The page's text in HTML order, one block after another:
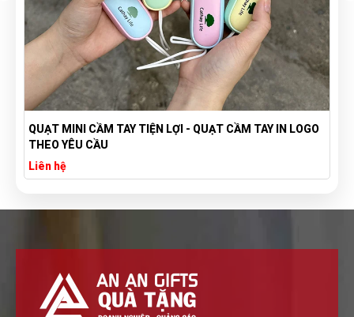
QUẠT MINI CẦM TAY TIỆN LỢI - QUẠT CẦM TAY IN LOGO
THEO YÊU CẦU
Liên hệ